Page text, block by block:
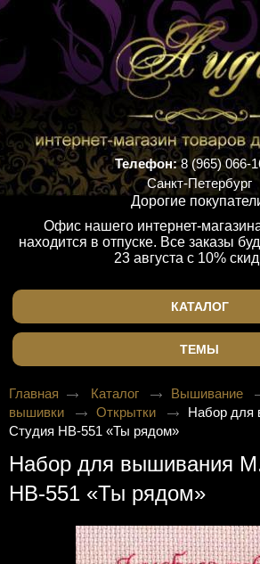
Телефон:8 (965) 066-
Санкт-Петербург
Дорогие
Офис нашего интернет-
находится в отпуске. Все заказы
23 августа с 10%
КАТАЛОГ
ТЕМЫ
Главная Каталог Вышивание
вышивки
Открытки
Набор для
Студия НВ-551 «Ты рядом»
Набор для вышивания
НВ-551 «Ты рядом»